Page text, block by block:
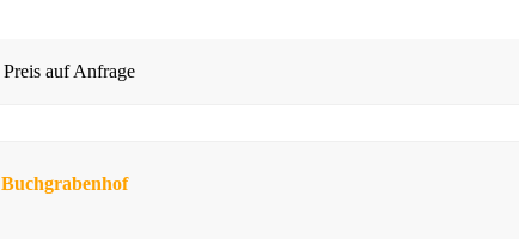
Preis auf Anfrage
Buchgrabenhof